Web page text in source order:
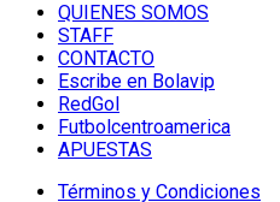
QUIENES SOMOS
STAFF
CONTACTO
Escribe en Bolavip
RedGol
Futbolcentroamerica
APUESTAS
Términos y Condiciones